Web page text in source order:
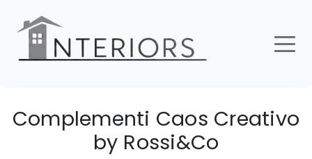
Complementi Caos Creativo
by Rossi&Co